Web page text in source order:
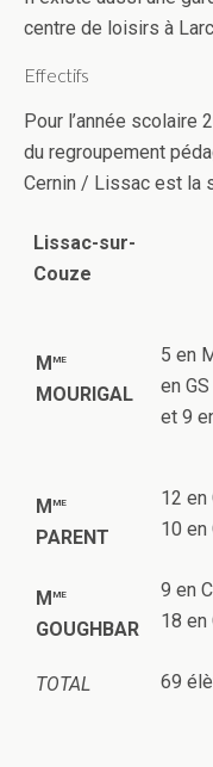
centre de loisirs à
Effectifs
Pour l’année scolaire
du regroupement
Cernin / Lissac est la
Lissac-sur-
Couze
M me
MOURIGAL
5 en
en GS
et 9
M me
PARENT
12 en
10 en
M me
GOUGHBAR
9 en
18 en
TOTAL 69